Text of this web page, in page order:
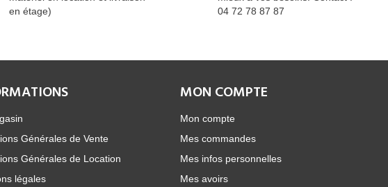
en étage)
04 72 78 87 87
Générales de Vente
Générales de Location
légales
MON COMPTE
Mon compte
Mes commandes
Mes infos personnelles
Mes avoirs